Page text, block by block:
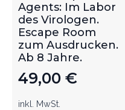
Agents: Im Labor
des Virologen.
Escape Room
zum Ausdrucken.
Ab 8 Jahre.
49,00 €
inkl. MwSt.